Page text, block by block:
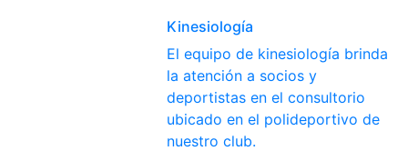
Kinesiología
El equipo de kinesiología brinda
la atención a socios y
deportistas en el consultorio
ubicado en el polideportivo de
nuestro club.